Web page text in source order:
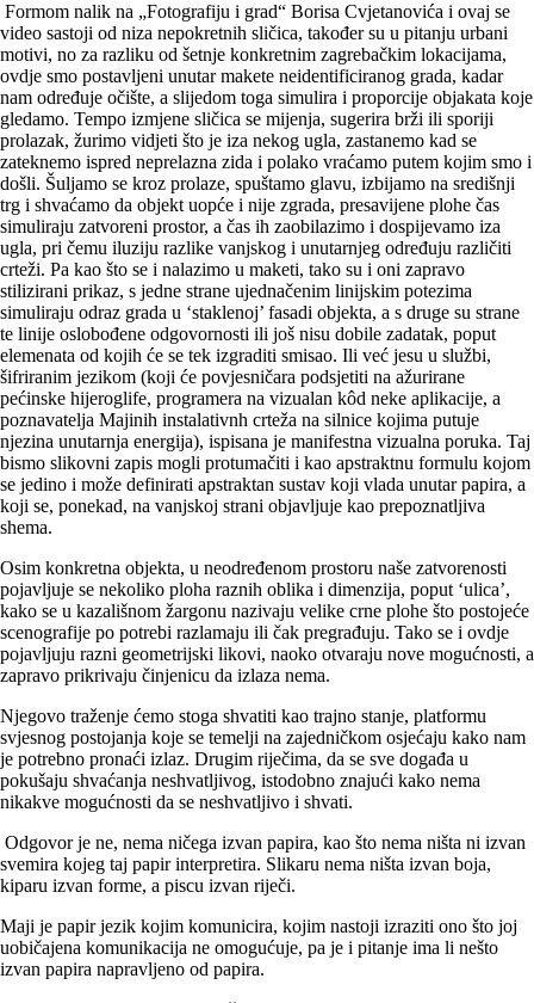
Formom nalik na „Fotografiju i grad“ Borisa Cvjetanovića i ovaj se
video sastoji od niza nepokretnih sličica, također su u pitanju urbani
motivi, no za razliku od šetnje konkretnim zagrebačkim lokacijama,
ovdje smo postavljeni unutar makete neidentificiranog grada, kadar
nam određuje očište, a slijedom toga simulira i proporcije objakata koje
gledamo. Tempo izmjene sličica se mijenja, sugerira brži ili sporiji
prolazak, žurimo vidjeti što je iza nekog ugla, zastanemo kad se
zateknemo ispred neprelazna zida i polako vraćamo putem kojim smo i
došli. Šuljamo se kroz prolaze, spuštamo glavu, izbijamo na središnji
trg i shvaćamo da objekt uopće i nije zgrada, presavijene plohe čas
simuliraju zatvoreni prostor, a čas ih zaobilazimo i dospijevamo iza
ugla, pri čemu iluziju razlike vanjskog i unutarnjeg određuju različiti
crteži. Pa kao što se i nalazimo u maketi, tako su i oni zapravo
stilizirani prikaz, s jedne strane ujednačenim linijskim potezima
simuliraju odraz grada u ‘staklenoj’ fasadi objekta, a s druge su strane
te linije oslobođene odgovornosti ili još nisu dobile zadatak, poput
elemenata od kojih će se tek izgraditi smisao. Ili već jesu u službi,
šifriranim jezikom (koji će povjesničara podsjetiti na ažurirane
pećinske hijeroglife, programera na vizualan kôd neke aplikacije, a
poznavatelja Majinih instalativnh crteža na silnice kojima putuje
njezina unutarnja energija), ispisana je manifestna vizualna poruka. Taj
bismo slikovni zapis mogli protumačiti i kao apstraktnu formulu kojom
se jedino i može definirati apstraktan sustav koji vlada unutar papira, a
koji se, ponekad, na vanjskoj strani objavljuje kao prepoznatljiva
shema.
Osim konkretna objekta, u neodređenom prostoru naše zatvorenosti
pojavljuje se nekoliko ploha raznih oblika i dimenzija, poput ‘ulica’,
kako se u kazališnom žargonu nazivaju velike crne plohe što postojeće
scenografije po potrebi razlamaju ili čak pregrađuju. Tako se i ovdje
pojavljuju razni geometrijski likovi, naoko otvaraju nove mogućnosti, a
zapravo prikrivaju činjenicu da izlaza nema.
Njegovo traženje ćemo stoga shvatiti kao trajno stanje, platformu
svjesnog postojanja koje se temelji na zajedničkom osjećaju kako nam
je potrebno pronaći izlaz. Drugim riječima, da se sve događa u
pokušaju shvaćanja neshvatljivog, istodobno znajući kako nema
nikakve mogućnosti da se neshvatljivo i shvati.
Odgovor je ne, nema ničega izvan papira, kao što nema ništa ni izvan
svemira kojeg taj papir interpretira. Slikaru nema ništa izvan boja,
kiparu izvan forme, a piscu izvan riječi.
Maji je papir jezik kojim komunicira, kojim nastoji izraziti ono što joj
uobičajena komunikacija ne omogućuje, pa je i pitanje ima li nešto
izvan papira napravljeno od papira.